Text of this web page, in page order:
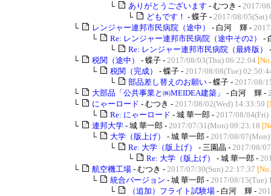
└
ありがとうございます - むつき - 2017/
└
どもです！ - 蝶子 - 2017/08/05(Sat)
└
レンジャー連邦市民病院（途中） - 白河 輝 -
└
Re: レンジャー連邦市民病院（途中その2）
-
└
Re: レンジャー連邦市民病院（最終版）
└
税関（途中） - 蝶子 - 2017/08/03(Thu) 06:22:04
└
税関（完成） - 蝶子 - 2017/08/08(Tue)
└
部品差し替えのお願い - 蝶子 - 2017/08/
└
大部品「公共事業と㈱MEIDEA建築」 - 白河 輝 -
└
にゃーロード - むつき - 2017/08/02(Wed) 14:33:59
└
Re: にゃーロード - 城 華一郎 - 2017/08/04(Fri)
└
連邦大学 - 城 華一郎 - 2017/07/31(Mon) 09:23:18
└
大学（版上げ） - 城 華一郎 - 2017/08/
└
Re: 大学（版上げ） - 三園晶 - 2017/08/
└
Re: 大学（版上げ） - 城 華一郎 -
└
航空機工場 - むつき - 2017/07/30(Sun) 22:17:37
└
統合バージョン - 城 華一郎 - 2017/08/15(Tue)
└
（追加）フライト試験場 - 白河 輝 -